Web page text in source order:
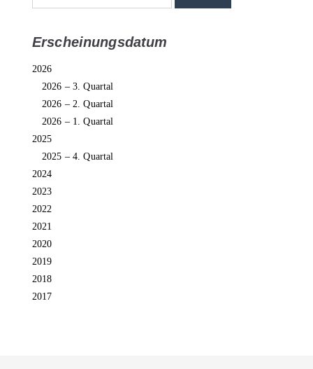
Erscheinungsdatum
2026
2026 – 3. Quartal
2026 – 2. Quartal
2026 – 1. Quartal
2025
2025 – 4. Quartal
2024
2023
2022
2021
2020
2019
2018
2017